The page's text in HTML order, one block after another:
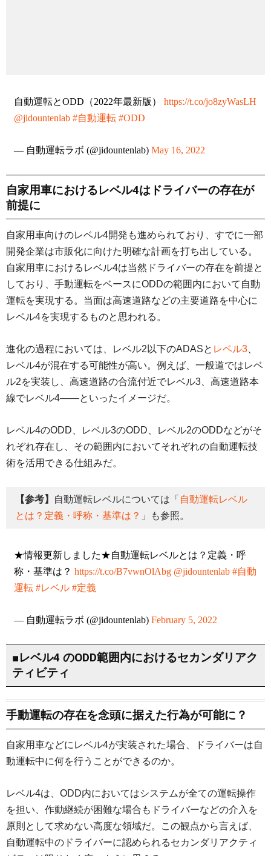
自動運転とODD（2022年最新版） https://t.co/jo8zyWasLH
@jidountenlab #自動運転 #ODD
— 自動運転ラボ (@jidountenlab) May 16, 2022
自家用車におけるレベル4はドライバーの存在が
前提に
自家用車向けのレベル4開発も進められており、すでに一部
開発企業は市販化に向けた明確な計画を打ち出している。
自家用車におけるレベル4は当然ドライバーの存在を前提と
しており、手動運転をベースにODDの範囲内において自動
運転を実現する。当面は高速道路などの主要道路を中心に
レベル4を実現するものと思われる。
進化の過程においては、レベル2以下のADASと レベル3
レベル4が混在する可能性が高い。例えば、一般道ではレベ
ル2を実装し、高速道路の合流付近でレベル3、高速道路本
線でレベル4――といったイメージだ。
レベル4のODD、レベル3のODD、レベル2のODDなどがそ
れぞれ存在し、その範囲内においてそれぞれの自動運転技
術を活用できる仕組みだ。
【参考】 自動運転レベルについては「 自動運転レベル
とは？定義・呼称・基準は？ 」も参照。
★情報更新しました★自動運転レベルとは？定義・呼
称・基準は？ https://t.co/B7vwnOlAbg @jidountenlab #自動
運転 #レベル #定義
— 自動運転ラボ (@jidountenlab) February 5, 2022
■レベル4 のODD範囲内におけるセカンダリアク
ティビティ
手動運転の存在を念頭に据えた行為が可能に？
自家用車などにレベル4が実装された場合、ドライバーは自
動運転中に何を行うことができるのか。
レベル4は、ODD内においてはシステムが全ての運転操作
を担い、作動継続が困難な場合もドライバーなどの介入を
原則として求めない高度な領域だ。この観点から言えば、
自動運転中のドライバーに認められるセカンダリアクティ